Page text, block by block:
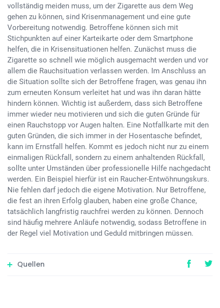
vollständig meiden muss, um der Zigarette aus dem Weg
gehen zu können, sind Krisenmanagement und eine gute
Vorbereitung notwendig. Betroffene können sich mit
Stichpunkten auf einer Karteikarte oder dem Smartphone
helfen, die in Krisensituationen helfen. Zunächst muss die
Zigarette so schnell wie möglich ausgemacht werden und vor
allem die Rauchsituation verlassen werden. Im Anschluss an
die Situation sollte sich der Betroffene fragen, was genau ihn
zum erneuten Konsum verleitet hat und was ihn daran hätte
hindern können. Wichtig ist außerdem, dass sich Betroffene
immer wieder neu motivieren und sich die guten Gründe für
einen Rauchstopp vor Augen halten. Eine Notfallkarte mit den
guten Gründen, die sich immer in der Hosentasche befindet,
kann im Ernstfall helfen. Kommt es jedoch nicht nur zu einem
einmaligen Rückfall, sondern zu einem anhaltenden Rückfall,
sollte unter Umständen über professionelle Hilfe nachgedacht
werden. Ein Beispiel hierfür ist ein Raucher-Entwöhnungskurs.
Nie fehlen darf jedoch die eigene Motivation. Nur Betroffene,
die fest an ihren Erfolg glauben, haben eine große Chance,
tatsächlich langfristig rauchfrei werden zu können. Dennoch
sind häufig mehrere Anläufe notwendig, sodass Betroffene in
der Regel viel Motivation und Geduld mitbringen müssen.
Quellen